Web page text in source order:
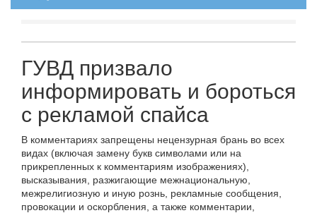
ГУВД призвало
информировать и бороться
с рекламой спайса
В комментариях запрещены нецензурная брань во всех
видах (включая замену букв символами или на
прикрепленных к комментариям изображениях),
высказывания, разжигающие межнациональную,
межрелигиозную и иную рознь, рекламные сообщения,
провокации и оскорбления, а также комментарии,